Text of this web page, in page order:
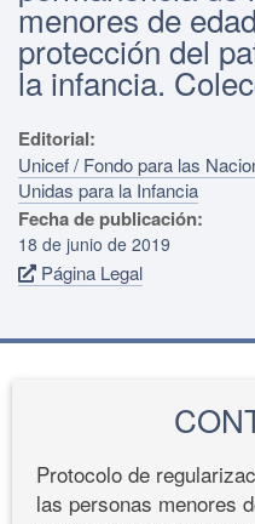
menores de
protección del
la infancia.
Editorial:
Unicef / Fondo para las
Unidas para la Infancia
Fecha de publicación:
18 de junio de 2019
Página Legal
Protocolo de
las personas menores